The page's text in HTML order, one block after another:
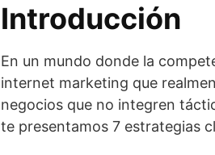
Introducción
En un mundo donde la
internet marketing que
negocios que no integren
te presentamos 7 estrategias